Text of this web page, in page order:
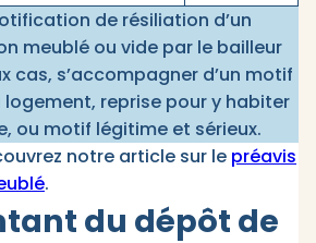
de résiliation d’un
meublé ou vide par le bailleur
cas, s’accompagner d’un motif
reprise pour y habiter
ou motif légitime et sérieux.
notre article sur le préavis
.
du dépôt de